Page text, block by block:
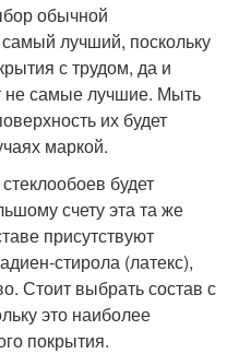
обычной
лучший, поскольку
с трудом, да и
не самые лучшие. Мыть
их будет
маркой.
будет
счету эта та же
присутствуют
стирола (латекс),
Стоит выбрать состав с
это наиболее
покрытия.